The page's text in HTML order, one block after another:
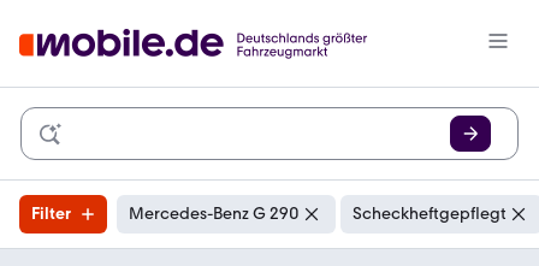
Filter Mercedes-Benz G 290 Scheckheftgepflegt